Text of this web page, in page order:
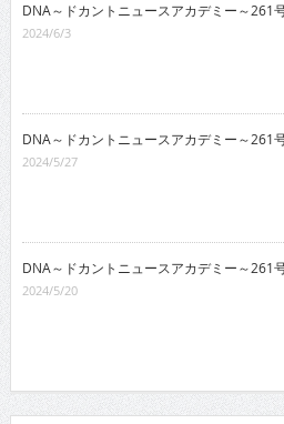
DNA～ドカントニュースアカデミー～261
2024/6/3
DNA～ドカントニュースアカデミー～261
2024/5/27
DNA～ドカントニュースアカデミー～261
2024/5/20